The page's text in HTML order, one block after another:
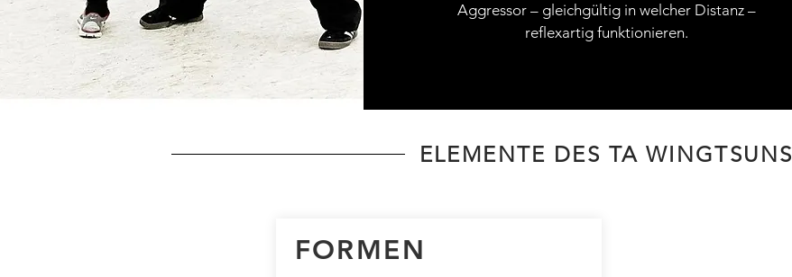
Aggressor – gleichgültig in welcher Distanz –
reflexartig funktionieren.
ELEMENTE DES TA WINGTSUNS
FORMEN